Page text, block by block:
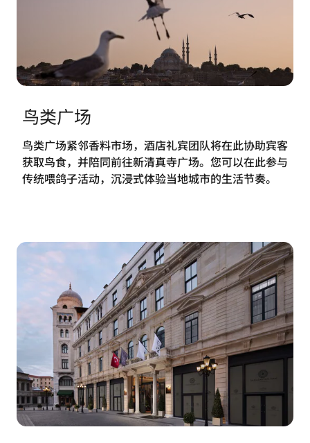
鸟类广场
鸟类广场紧邻香料市场，酒店礼宾团队将在此协助宾客
获取鸟食，并陪同前往新清真寺广场。您可以在此参与
传统喂鸽子活动，沉浸式体验当地城市的生活节奏。